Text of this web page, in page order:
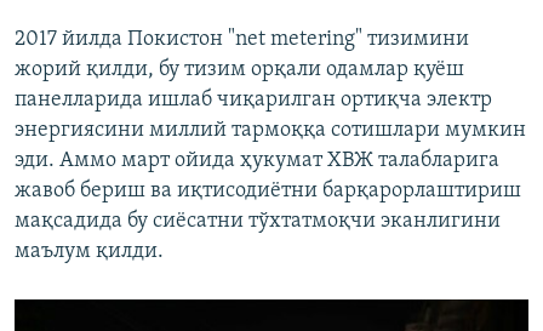
2017 йилда Покистон "net metering" тизимини
жорий қилди, бу тизим орқали одамлар қуёш
панелларида ишлаб чиқарилган ортиқча электр
энергиясини миллий тармоққа сотишлари мумкин
эди. Аммо март ойида ҳукумат ХВЖ талабларига
жавоб бериш ва иқтисодиётни барқарорлаштириш
мақсадида бу сиёсатни тўхтатмоқчи эканлигини
маълум қилди.